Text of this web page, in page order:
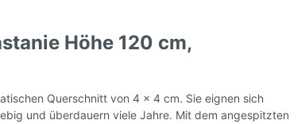
Höhe 120 cm,
Querschnitt von 4 × 4 cm. Sie eignen sich
und überdauern viele Jahre. Mit dem angespitzten